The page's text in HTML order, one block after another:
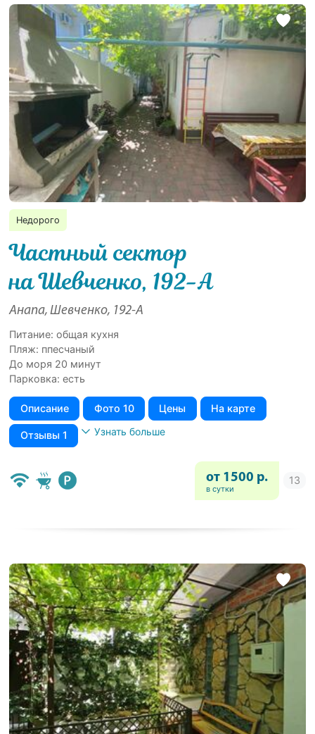
Недорого
Частный сектор
на Шевченко, 192-А
Анапа, Шевченко, 192-А
Питание: общая кухня
Пляж: ппесчаный
До моря 20 минут
Парковка: есть
Описание Фото 10 Цены На карте
Отзывы 1 Узнать больше
от 1500 р.
в сутки